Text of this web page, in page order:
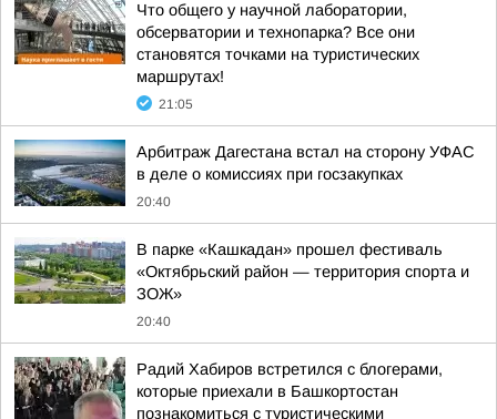
Что общего у научной лаборатории,
обсерватории и технопарка? Все они
становятся точками на туристических
маршрутах!
21:05
Арбитраж Дагестана встал на сторону УФАС
в деле о комиссиях при госзакупках
20:40
В парке «Кашкадан» прошел фестиваль
«Октябрьский район — территория спорта и
ЗОЖ»
20:40
Радий Хабиров встретился с блогерами,
которые приехали в Башкортостан
познакомиться с туристическими